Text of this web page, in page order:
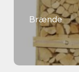
Brænde